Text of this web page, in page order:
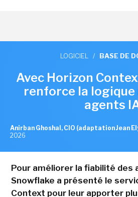
LOGICIEL / BASE DE
Avec Horizon
renforce la
agents
Anirban Ghoshal, CIO (adaptation Jean
2026
Pour améliorer la fiabilité des
Snowflake a présenté le
Context pour leur apporter